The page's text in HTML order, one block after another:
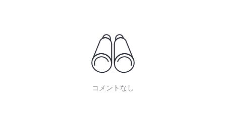
コメントなし